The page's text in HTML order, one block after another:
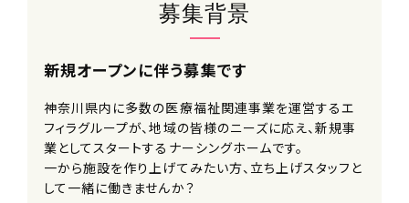
募集背景
新規オープンに伴う募集です
神奈川県内に多数の医療福祉関連事業を運営するエ
フィラグループが、地域の皆様のニーズに応え、新規事
業としてスタートするナーシングホームです。
一から施設を作り上げてみたい方、立ち上げスタッフと
して一緒に働きませんか？